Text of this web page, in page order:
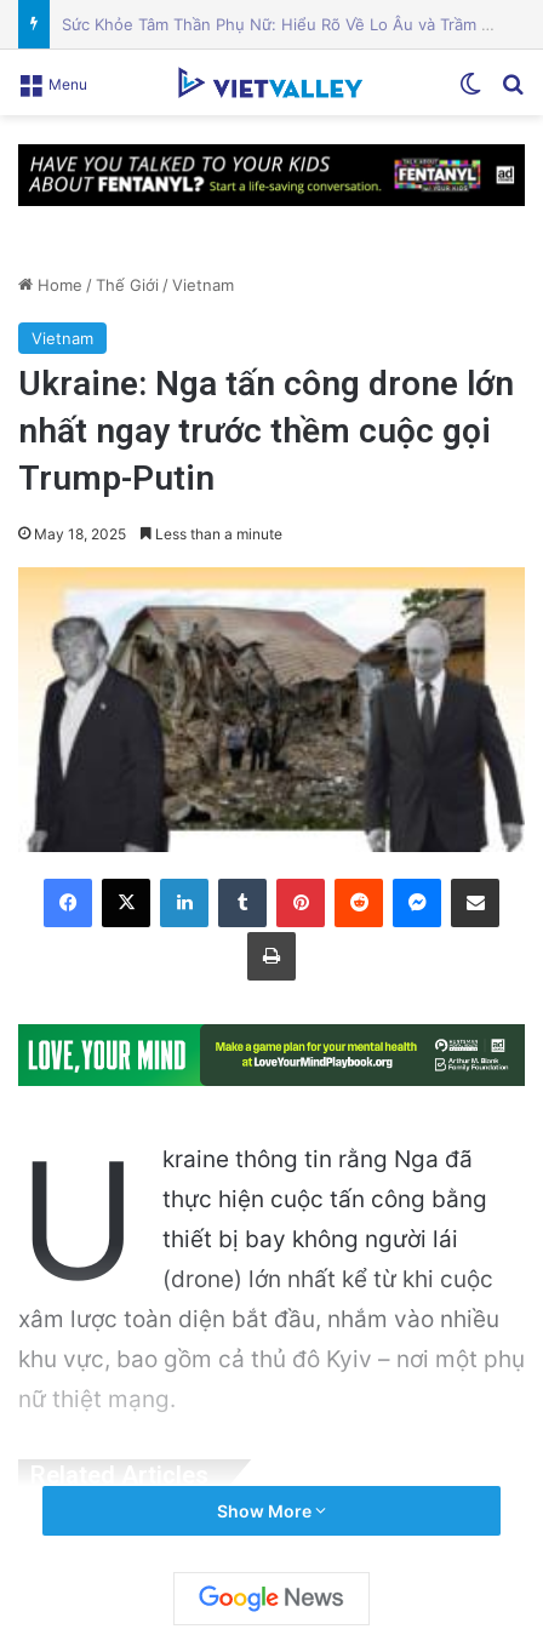
Sân bay San Jose ra mắt phòng cảm giác đặc biệt cho trẻ em neurodivergent
Menu
Home /Thế Giới /Vietnam
Vietnam
Ukraine: Nga tấn công drone lớn
nhất ngay trước thềm cuộc gọi
Trump-Putin
May 18, 2025 Less than a minute
LinkedInTumblr PinterestReddit Messenger
Share via Email
Print
U
kraine thông tin rằng Nga đã
thực hiện cuộc tấn công bằng
thiết bị bay không người lái
(drone) lớn nhất kể từ khi cuộc
xâm lược toàn diện bắt đầu, nhắm vào nhiều
khu vực, bao gồm cả thủ đô Kyiv – nơi một phụ
nữ thiệt mạng.
Mỹ lên án Trung Quốc lợi dụng vấn đề môi
trường để tăng cường yêu sách Biển Đông
8 hours ago
Show More